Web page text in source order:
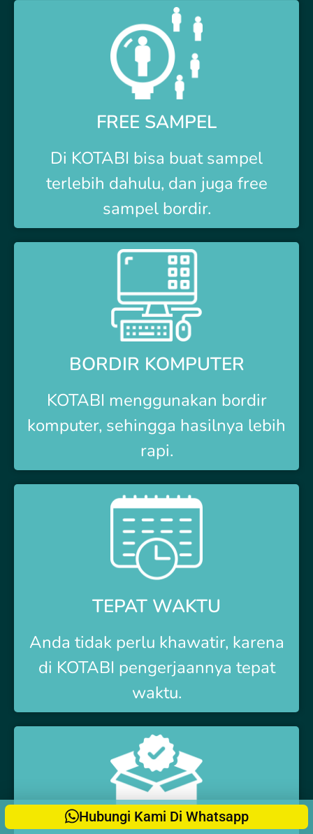
Hubungi Kami Di Whatsapp
FREE SAMPEL
Di KOTABI bisa buat sampel
terlebih dahulu, dan juga free
sampel bordir.
BORDIR KOMPUTER
KOTABI menggunakan bordir
komputer, sehingga hasilnya lebih
rapi.
TEPAT WAKTU
Anda tidak perlu khawatir, karena
di KOTABI pengerjaannya tepat
waktu.